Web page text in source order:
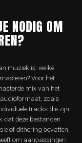
NODIG OM
muziek is: welke
Voor het
mix van het
zoals
tracks die zijn
dat deze bestanden
of dithering bevatten,
om aanpassingen